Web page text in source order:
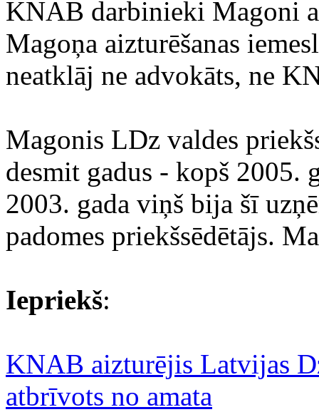
KNAB darbinieki Magoni
Magoņa aizturēšanas
neatklāj ne advokāts, ne
Magonis LDz valdes
desmit gadus - kopš 2005.
2003. gada viņš bija šī
padomes priekšsēdētājs.
Iepriekš:
KNAB aizturējis Latvijas
atbrīvots no amata